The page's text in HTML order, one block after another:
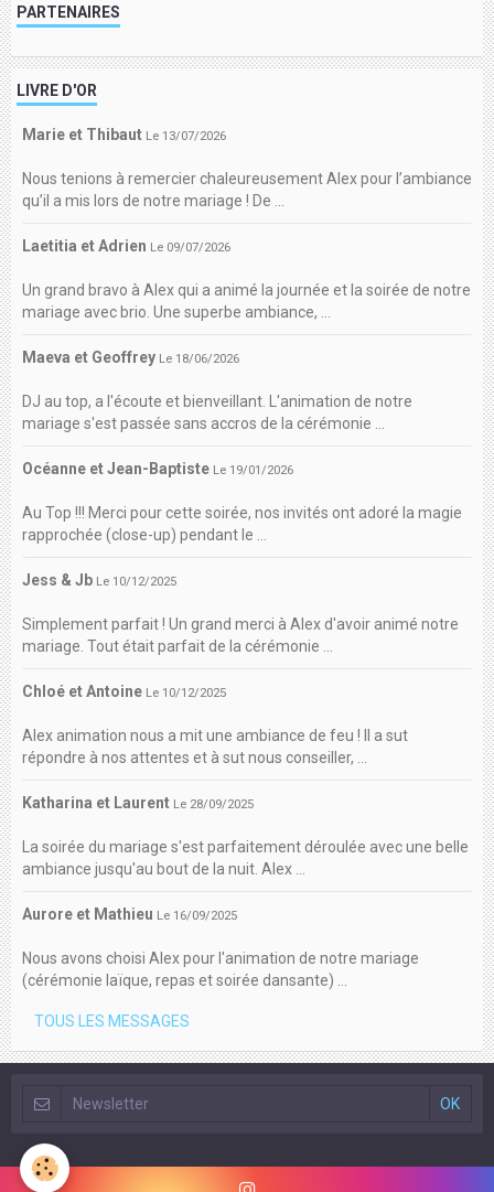
PARTENAIRES
LIVRE D'OR
Marie et Thibaut Le 13/07/2026
Nous tenions à remercier chaleureusement Alex pour l’ambiance
qu’il a mis lors de notre mariage ! De ...
Laetitia et Adrien Le 09/07/2026
Un grand bravo à Alex qui a animé la journée et la soirée de notre
mariage avec brio. Une superbe ambiance, ...
Maeva et Geoffrey Le 18/06/2026
DJ au top, a l'écoute et bienveillant. L'animation de notre
mariage s'est passée sans accros de la cérémonie ...
Océanne et Jean-Baptiste Le 19/01/2026
Au Top !!! Merci pour cette soirée, nos invités ont adoré la magie
rapprochée (close-up) pendant le ...
Jess & Jb Le 10/12/2025
Simplement parfait ! Un grand merci à Alex d'avoir animé notre
mariage. Tout était parfait de la cérémonie ...
Chloé et Antoine Le 10/12/2025
Alex animation nous a mit une ambiance de feu ! Il a sut
répondre à nos attentes et à sut nous conseiller, ...
Katharina et Laurent Le 28/09/2025
La soirée du mariage s'est parfaitement déroulée avec une belle
ambiance jusqu'au bout de la nuit. Alex ...
Aurore et Mathieu Le 16/09/2025
Nous avons choisi Alex pour l'animation de notre mariage
(cérémonie laïque, repas et soirée dansante) ...
TOUS LES MESSAGES